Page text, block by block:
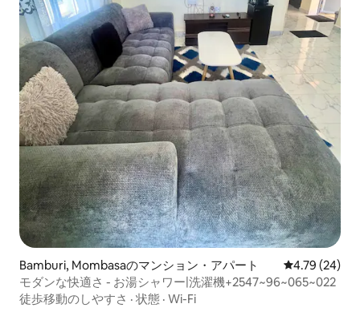
Bamburi, Mombasaのマンション・アパート レビュー24
4.79 (24)
モダンな快適さ - お湯シャワー|洗濯機+2547~96~065~022
徒歩移動のしやすさ · 状態 · Wi-Fi